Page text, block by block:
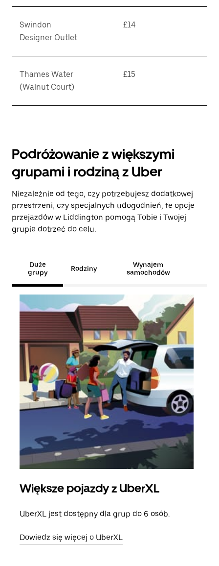
Swindon
Designer Outlet
£14
Thames Water
(Walnut Court)
£15
Podróżowanie z większymi
grupami i rodziną z Uber
Niezależnie od tego, czy potrzebujesz dodatkowej
przestrzeni, czy specjalnych udogodnień, te opcje
przejazdów w Liddington pomogą Tobie i Twojej
grupie dotrzeć do celu.
Duże
grupy
Rodziny
Wynajem
samochodów
Większe pojazdy z UberXL
UberXL jest dostępny dla grup do 6 osób.
Dowiedz się więcej o UberXL